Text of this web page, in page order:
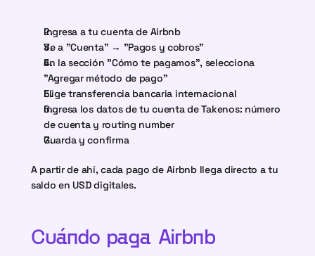
Ingresa a tu cuenta de Airbnb
Ve a "Cuenta" → "Pagos y cobros"
En la sección "Cómo te pagamos", selecciona
"Agregar método de pago"
Elige transferencia bancaria internacional
Ingresa los datos de tu cuenta de Takenos: número
de cuenta y routing number
Guarda y confirma
A partir de ahí, cada pago de Airbnb llega directo a tu
saldo en USD digitales.
Cuándo paga Airbnb